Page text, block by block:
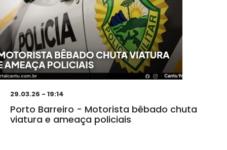
29.03.26 - 19:14
Porto Barreiro - Motorista bêbado chuta
viatura e ameaça policiais